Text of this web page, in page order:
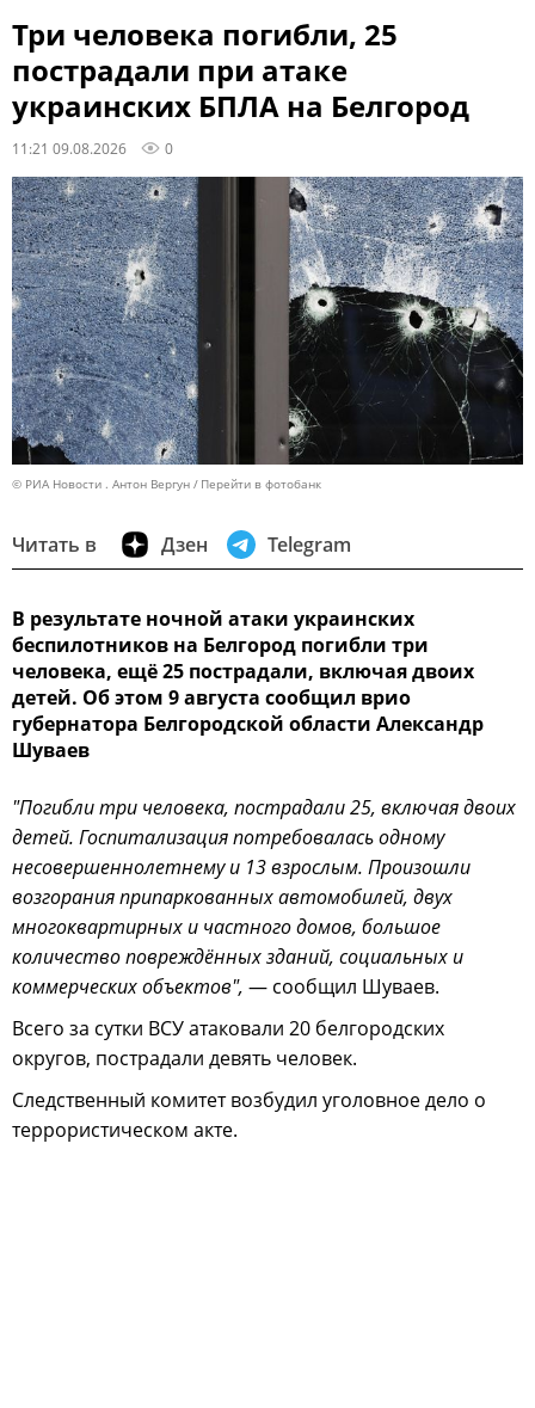
Три человека погибли, 25
пострадали при атаке
украинских БПЛА на Белгород
11:21 09.08.2026 0
© РИА Новости . Антон Вергун Перейти в фотобанк
Читать в Дзен Telegram
В результате ночной атаки украинских
беспилотников на Белгород погибли три
человека, ещё 25 пострадали, включая двоих
детей. Об этом 9 августа сообщил врио
губернатора Белгородской области Александр
Шуваев
"Погибли три человека, пострадали 25, включая двоих
детей. Госпитализация потребовалась одному
несовершеннолетнему и 13 взрослым. Произошли
возгорания припаркованных автомобилей, двух
многоквартирных и частного домов, большое
количество повреждённых зданий, социальных и
коммерческих объектов", — сообщил Шуваев.
Всего за сутки ВСУ атаковали 20 белгородских
округов, пострадали девять человек.
Следственный комитет возбудил уголовное дело о
террористическом акте.